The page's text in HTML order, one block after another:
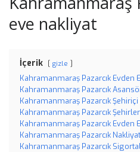
eve nakliyat
İçerik gizle
Kahramanmaraş Pazarcık Evden
Kahramanmaraş Pazarcık
Kahramanmaraş Pazarcık
Kahramanmaraş Pazarcık
Kahramanmaraş Pazarcık Evden
Kahramanmaraş Pazarcık
Kahramanmaraş Pazarcık